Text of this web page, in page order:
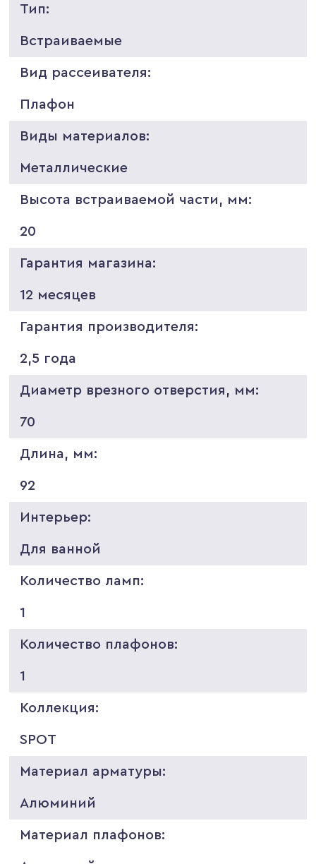
Тип:
Встраиваемые
Вид рассеивателя:
Плафон
Виды материалов:
Металлические
Высота встраиваемой части, мм:
20
Гарантия магазина:
12 месяцев
Гарантия производителя:
2,5 года
Диаметр врезного отверстия, мм:
70
Длина, мм:
92
Интерьер:
Для ванной
Количество ламп:
1
Количество плафонов:
1
Коллекция:
SPOT
Материал арматуры:
Алюминий
Материал плафонов: